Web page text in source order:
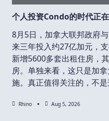
个人投资Condo的时代正
8月5日，加拿大联邦政府
来三年投入约27亿加元，
新增5600多套出租住房，
房。单独来看，这只是加
施。真正值得关注的，不
Rhino Aug 5, 2026